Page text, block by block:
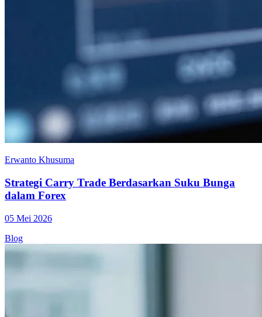
Erwanto Khusuma
Strategi Carry Trade Berdasarkan Suku Bunga
dalam Forex
05 Mei 2026
Blog